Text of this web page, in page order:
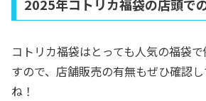
2025年コトリカ福袋の店頭で
コトリカ福袋はとっても人気の福袋
すので、店舗販売の有無もぜひ確認
ね！